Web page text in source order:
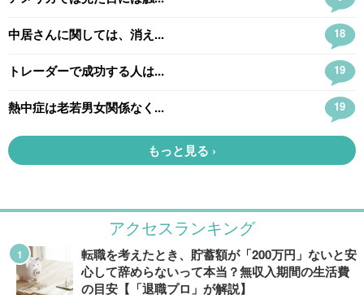
アクセスランキング
転職を考えたとき、貯蓄額が「200万円」ないと安
心して辞めらないって本当？無収入期間の生活費
の目安【「退職プロ」が解説】